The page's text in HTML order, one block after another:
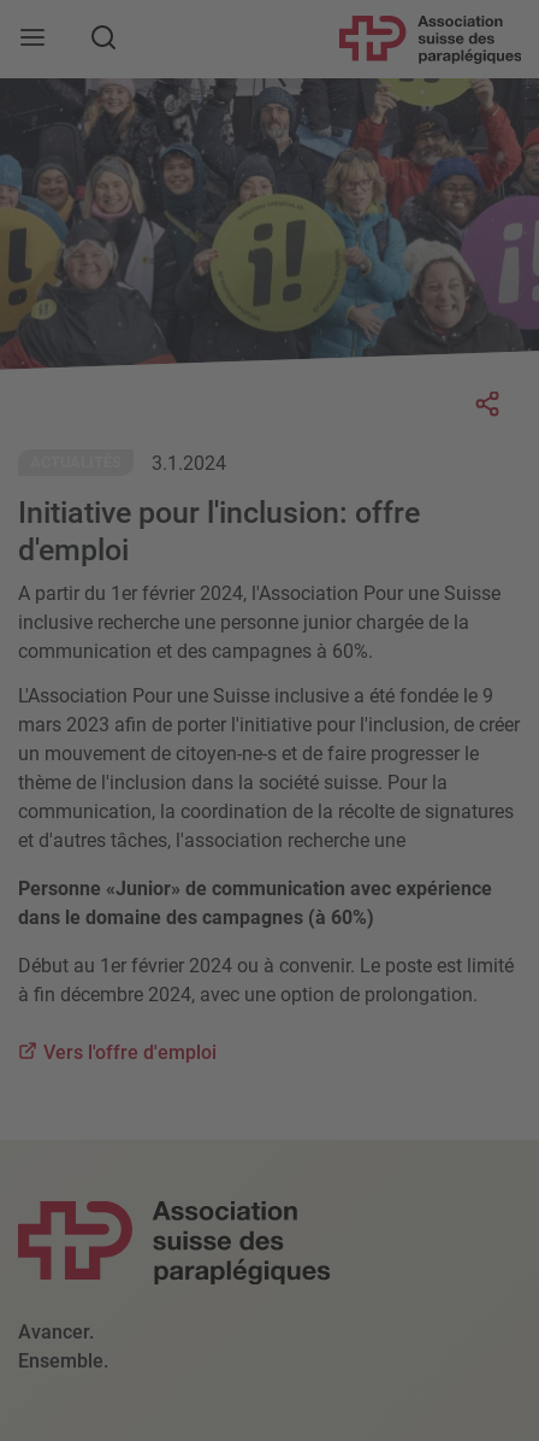
Rechercher
3.1.2024
Initiative pour l'inclusion: offre
d'emploi
A partir du 1er février 2024, l'Association Pour une Suisse
inclusive recherche une personne junior chargée de la
communication et des campagnes à 60%.
L'Association Pour une Suisse inclusive a été fondée le 9
mars 2023 afin de porter l'initiative pour l'inclusion, de créer
un mouvement de citoyen-ne-s et de faire progresser le
thème de l'inclusion dans la société suisse. Pour la
communication, la coordination de la récolte de signatures
et d'autres tâches, l'association recherche une
Personne «Junior» de communication avec expérience
dans le domaine des campagnes (à 60%)
Début au 1er février 2024 ou à convenir. Le poste est limité
à fin décembre 2024, avec une option de prolongation.
Vers l'offre d'emploi
Avancer.
Ensemble.